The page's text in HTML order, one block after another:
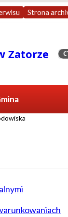
Strona
Zatorze